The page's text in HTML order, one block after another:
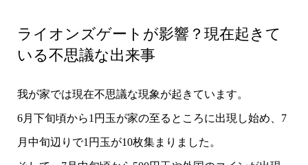
ライオンズゲートが影響？現在起きて
いる不思議な出来事
我が家では現在不思議な現象が起きています。
6月下旬頃から1円玉が家の至るところに出現し始め、7
月中旬辺りで1円玉が10枚集まりました。